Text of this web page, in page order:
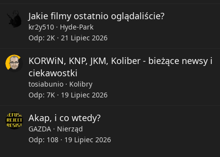
Jakie filmy ostatnio oglądaliście?
kr2y510
Hyde-Park
Odp 2K 21 Lipiec 2026
KORWiN, KNP, JKM, Koliber - bieżące newsy i
ciekawostki
tosiabunio
Kolibry
Odp 7K 19 Lipiec 2026
Akap, i co wtedy?
GAZDA
Nierząd
Odp 108 19 Lipiec 2026